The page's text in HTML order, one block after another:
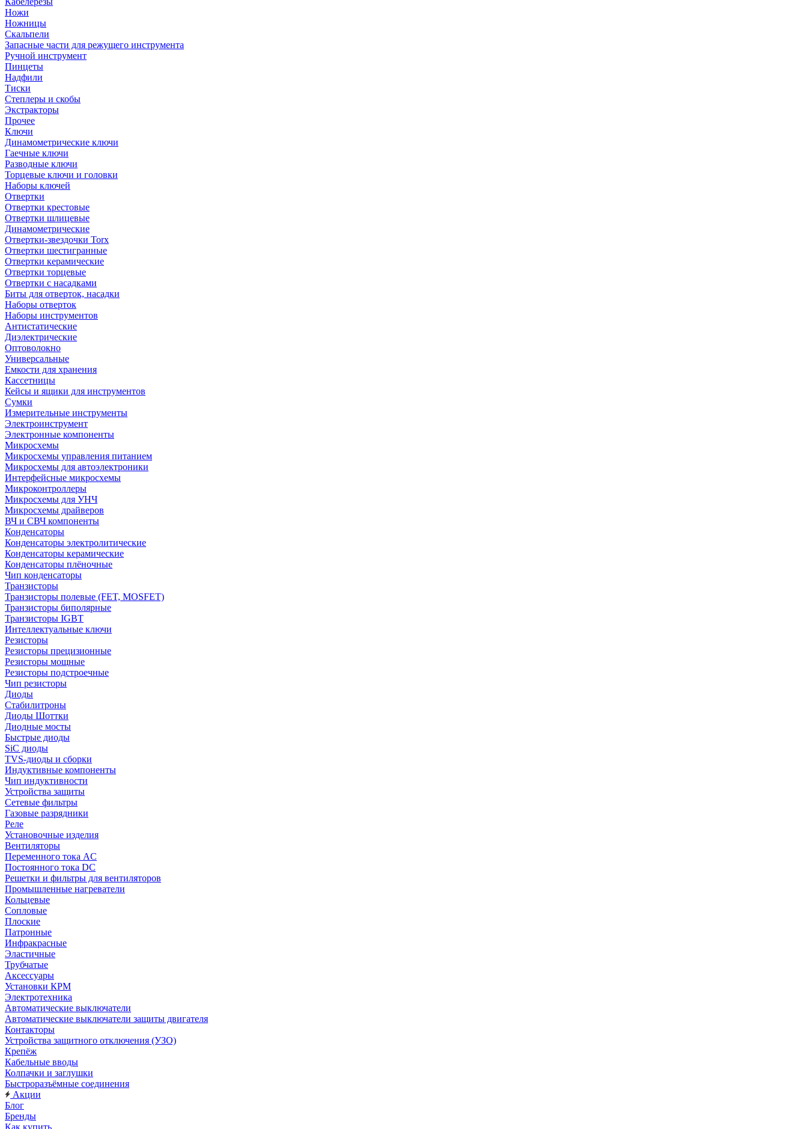
Ножи
Ножницы
Скальпели
Запасные части для режущего инструмента
Ручной инструмент
Пинцеты
Надфили
Тиски
Степлеры и скобы
Экстракторы
Прочее
Ключи
Динамометрические ключи
Гаечные ключи
Разводные ключи
Торцевые ключи и головки
Наборы ключей
Отвертки
Отвертки крестовые
Отвертки шлицевые
Динамометрические
Отвертки-звездочки Torx
Отвертки шестигранные
Отвертки керамические
Отвертки торцевые
Отвертки с насадками
Биты для отверток, насадки
Наборы отверток
Наборы инструментов
Антистатические
Диэлектрические
Оптоволокно
Универсальные
Емкости для хранения
Кассетницы
Кейсы и ящики для инструментов
Сумки
Измерительные инструменты
Электроинструмент
Электронные компоненты
Микросхемы
Микросхемы управления питанием
Микросхемы для автоэлектроники
Интерфейсные микросхемы
Микроконтроллеры
Микросхемы для УНЧ
Микросхемы драйверов
ВЧ и СВЧ компоненты
Конденсаторы
Конденсаторы электролитические
Конденсаторы керамические
Конденсаторы плёночные
Чип конденсаторы
Транзисторы
Транзисторы полевые (FET, MOSFET)
Транзисторы биполярные
Транзисторы IGBT
Интеллектуальные ключи
Резисторы
Резисторы прецизионные
Резисторы мощные
Резисторы подстроечные
Чип резисторы
Диоды
Стабилитроны
Диоды Шоттки
Диодные мосты
Быстрые диоды
SiC диоды
TVS-диоды и сборки
Индуктивные компоненты
Чип индуктивности
Устройства защиты
Сетевые фильтры
Газовые разрядники
Реле
Установочные изделия
Вентиляторы
Переменного тока AC
Постоянного тока DC
Решетки и фильтры для вентиляторов
Промышленные нагреватели
Кольцевые
Сопловые
Плоские
Патронные
Инфракрасные
Эластичные
Трубчатые
Аксессуары
Установки КРМ
Электротехника
Автоматические выключатели
Автоматические выключатели защиты двигателя
Контакторы
Устройства защитного отключения (УЗО)
Крепёж
Кабельные вводы
Колпачки и заглушки
Быстроразъёмные соединения
Акции
Блог
Бренды
Как купить